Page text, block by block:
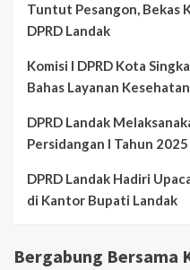
Tuntut Pesangon, Bekas
DPRD Landak
Komisi I DPRD Kota
Bahas Layanan Kesehatan
DPRD Landak
Persidangan I Tahun 2025
DPRD Landak Hadiri
di Kantor Bupati Landak
Bergabung Bersama